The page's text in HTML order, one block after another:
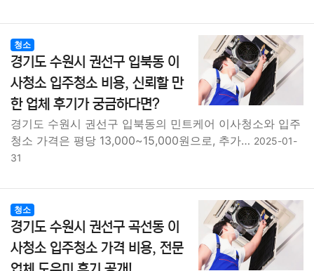
청소
경기도 수원시 권선구 입북동 이
사청소 입주청소 비용, 신뢰할 만
한 업체 후기가 궁금하다면?
경기도 수원시 권선구 입북동의 민트케어 이사청소와 입주
청소 가격은 평당 13,000~15,000원으로, 추가… 2025-01-
31
청소
경기도 수원시 권선구 곡선동 이
사청소 입주청소 가격 비용, 전문